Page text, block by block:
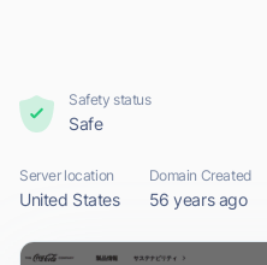
Safety status
Safe
Server location
United States
Domain Created
56 years ago